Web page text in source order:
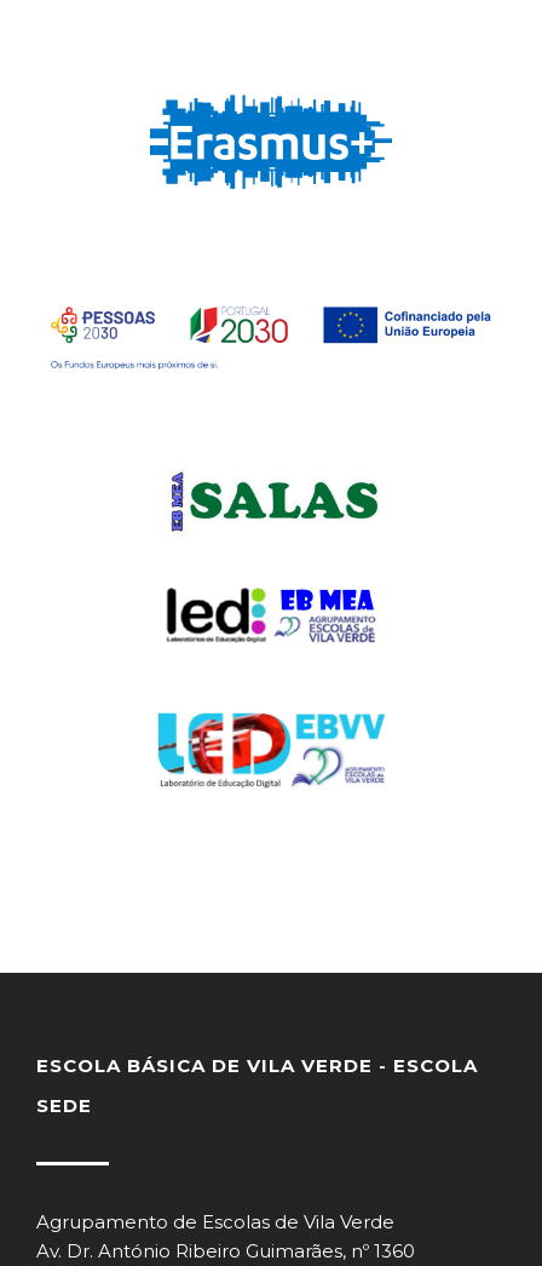
ESCOLA BÁSICA DE VILA VERDE - ESCOLA
SEDE
Agrupamento de Escolas de Vila Verde
Av. Dr. António Ribeiro Guimarães, nº 1360